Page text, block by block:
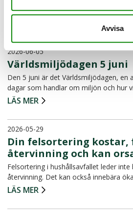
Avvisa
separat. För många är det redan en
2026-06-05
Världsmiljödagen 5 juni
Den 5 juni är det Världsmiljödagen, en
dagar som handlar om miljön och hur
LÄS MER
2026-05-29
Din felsortering kostar,
återvinning och kan
Felsortering i hushållsavfallet leder inte
återvinning. Det kan också innebära
LÄS MER